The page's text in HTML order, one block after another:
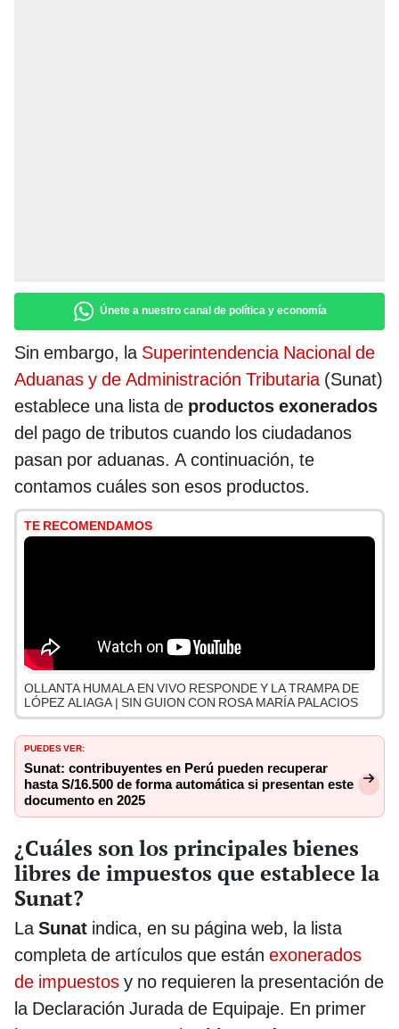
Únete a nuestro canal de política y economía
Sin embargo, la Superintendencia Nacional de
Aduanas y de Administración Tributaria(Sunat)
establece una lista de productos exonerados
del pago de tributos cuando los ciudadanos
pasan por aduanas. A continuación, te
contamos cuáles son esos productos.
TE RECOMENDAMOS
OLLANTA HUMALA EN VIVO RESPONDE Y LA TRAMPA DE
LÓPEZ ALIAGA | SIN GUION CON ROSA MARÍA PALACIOS
PUEDES VER:
Sunat: contribuyentes en Perú pueden recuperar
hasta S/16.500 de forma automática si presentan este
documento en 2025
¿Cuáles son los principales bienes
libres de impuestos que establece la
Sunat?
LaSunat indica, en su página web, la lista
completa de artículos que están exonerados
de impuestos y no requieren la presentación de
la Declaración Jurada de Equipaje. En primer